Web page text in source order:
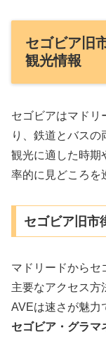
セゴビア旧
観光情報
セゴビアはマドリ
り、鉄道とバスの
観光に適した時期
率的に見どころを
セゴビア旧市
マドリードからセ
主要なアクセス方
AVEは速さが魅力
セゴビア・グラマ